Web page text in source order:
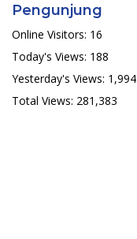
Pengunjung
Online Visitors: 16
Today's Views: 188
Yesterday's Views: 1,994
Total Views: 281,383